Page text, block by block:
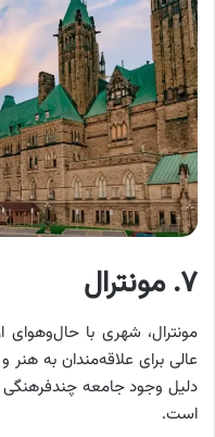
۷. مونترال
مونترال، شهری با
عالی برای علاقه‌مندان به
دلیل وجود جامعه چندفرهنگی
است.